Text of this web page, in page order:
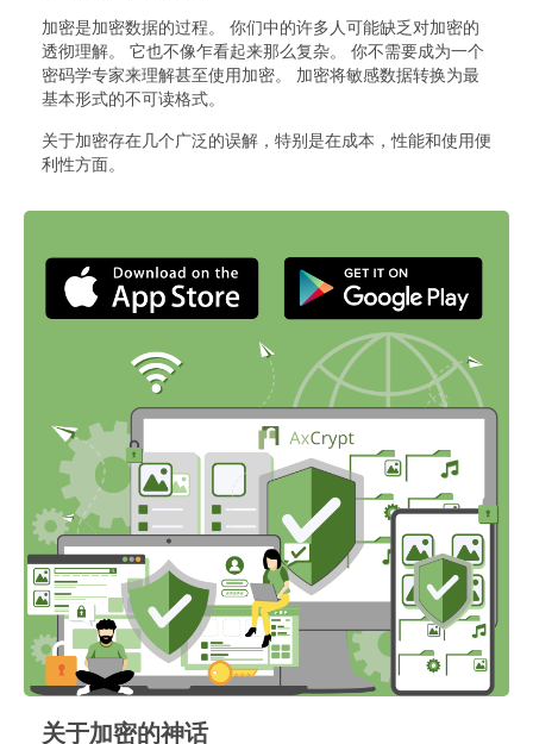
加密是加密数据的过程。 你们中的许多人可能缺乏对加密的
透彻理解。 它也不像乍看起来那么复杂。 你不需要成为一个
密码学专家来理解甚至使用加密。 加密将敏感数据转换为最
基本形式的不可读格式。
关于加密存在几个广泛的误解，特别是在成本，性能和使用便
利性方面。
关于加密的神话